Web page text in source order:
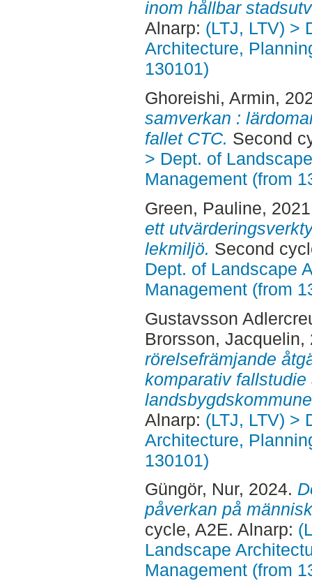
inom hållbar
Alnarp: (LTJ, LTV) >
Architecture,
130101)
Ghoreishi, Armin,
samverkan :
fallet CTC. Second
> Dept. of
Management (from
Green, Pauline,
ett
lekmiljö. Second
Dept. of Landscape
Management (from
Gustavsson
Brorsson, Jacquelin,
rörelsefrämjande
komparativ
Alnarp: (LTJ, LTV) >
Architecture,
130101)
Güngör, Nur, 2024.
påverkan på
cycle, A2E. Alnarp:
Landscape
Management (from